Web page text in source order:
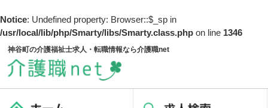
Notice: Undefined property: Browser::$_sp in
/usr/local/lib/php/Smarty/libs/Smarty.class.php on line 1346
神谷町の介護福祉士求人・転職情報なら介護職net